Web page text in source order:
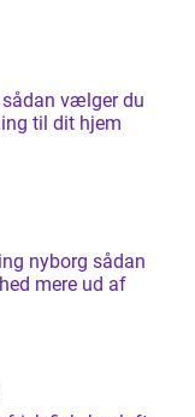
til dit hjem
sådan
mere ud af